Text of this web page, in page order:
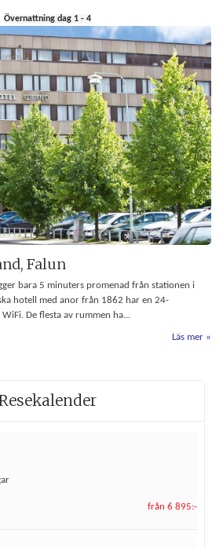
Övernattning dag 1 - 4
Falun
bara 5 minuters promenad från stationen i
hotell med anor från 1862 har en 24-
De flesta av rummen ha...
Läs mer
från 6 895:-